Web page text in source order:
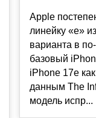
Apple
линейку «е»
варианта в
базовый
iPhone 17e
данным The
модель испр...